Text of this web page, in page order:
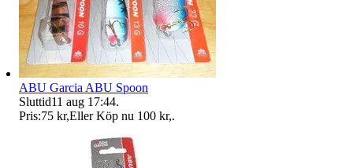
ABU Garcia ABU Spoon
Sluttid11 aug 17:44.
Pris:75 kr,Eller Köp nu 100 kr,.